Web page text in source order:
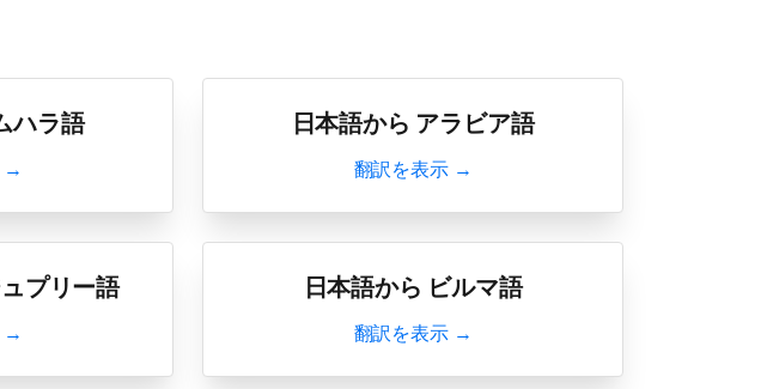
ハラ語
→
日本語から アラビア語
翻訳を表示 →
プリー語
→
日本語から ビルマ語
翻訳を表示 →